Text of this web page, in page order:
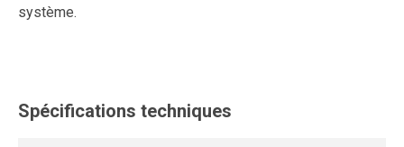
système.
désassemblage, il suffit de retirer les vis et les
Spécifications techniques